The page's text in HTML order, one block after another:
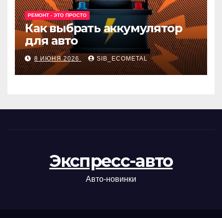
РЕМОНТ - ЭТО ПРОСТО
Как выбрать аккумулятор
для авто
8 ИЮНЯ 2026 SIB_ECOMETAL
Экспресс-авто
Авто-новинки